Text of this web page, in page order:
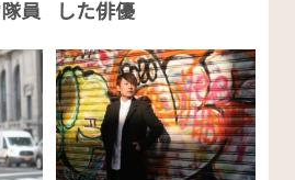
員
した俳優